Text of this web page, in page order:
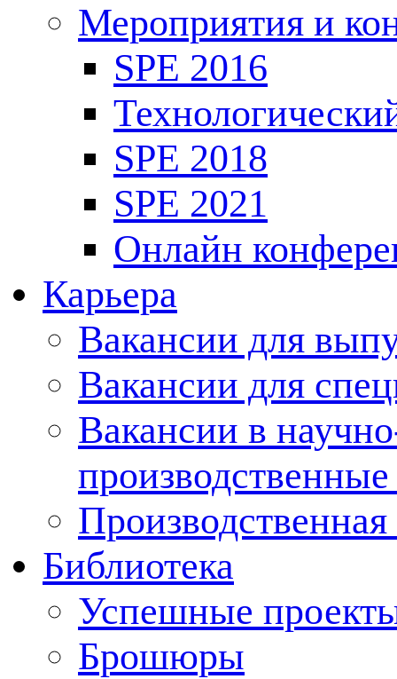
Мероприятия и
SPE 2016
SPE 2018
SPE 2021
Онлайн
Карьера
Вакансии для
Вакансии для
Вакансии в
Производственная
Библиотека
Успешные
Брошюры